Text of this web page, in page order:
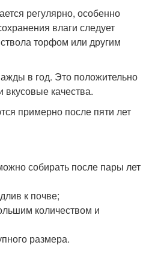
регулярно, особенно
влаги следует
торфом или другим
в год. Это положительно
вкусовые качества.
примерно после пяти лет
собирать после пары лет
к почве;
количеством и
размера.